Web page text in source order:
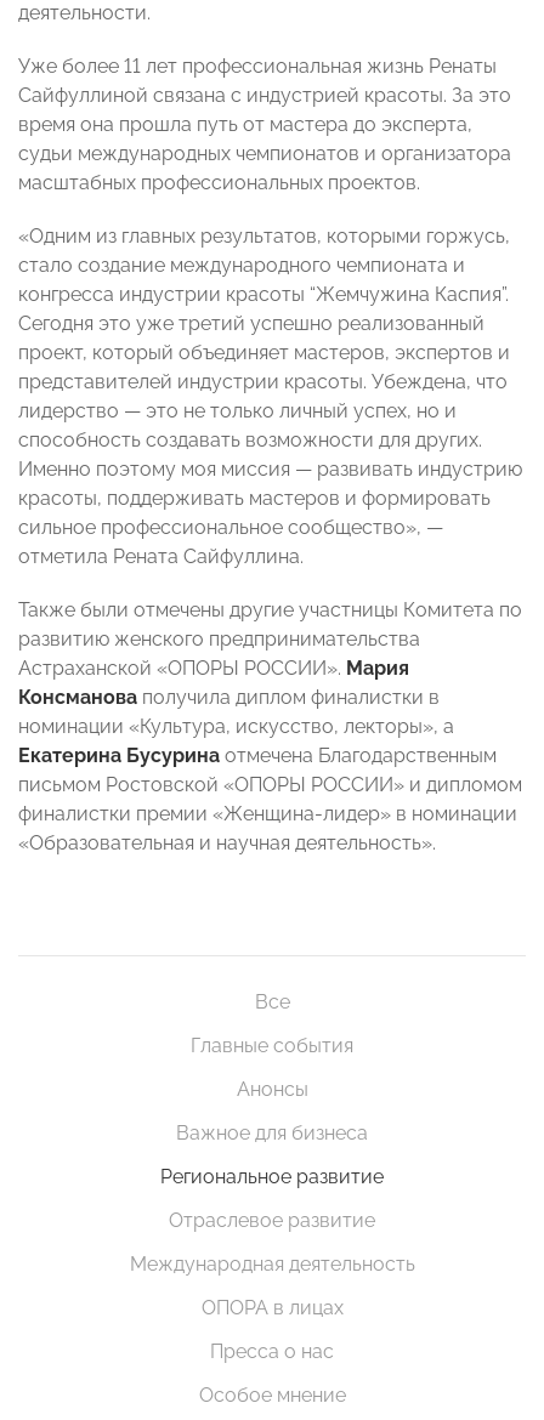
деятельности.
Уже более 11 лет профессиональная жизнь Ренаты
Сайфуллиной связана с индустрией красоты. За это
время она прошла путь от мастера до эксперта,
судьи международных чемпионатов и организатора
масштабных профессиональных проектов.
«Одним из главных результатов, которыми горжусь,
стало создание международного чемпионата и
конгресса индустрии красоты “Жемчужина Каспия”.
Сегодня это уже третий успешно реализованный
проект, который объединяет мастеров, экспертов и
представителей индустрии красоты. Убеждена, что
лидерство — это не только личный успех, но и
способность создавать возможности для других.
Именно поэтому моя миссия — развивать индустрию
красоты, поддерживать мастеров и формировать
сильное профессиональное сообщество», —
отметила Рената Сайфуллина.
Также были отмечены другие участницы Комитета по
развитию женского предпринимательства
Астраханской «ОПОРЫ РОССИИ». Мария
Консманова получила диплом финалистки в
номинации «Культура, искусство, лекторы», а
Екатерина Бусурина отмечена Благодарственным
письмом Ростовской «ОПОРЫ РОССИИ» и дипломом
финалистки премии «Женщина-лидер» в номинации
«Образовательная и научная деятельность».
Все
Главные события
Анонсы
Важное для бизнеса
Региональное развитие
Отраслевое развитие
Международная деятельность
ОПОРА в лицах
Пресса о нас
Особое мнение